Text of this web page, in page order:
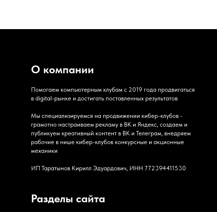
Разделы сайта
Помогаем компьютерным клубам с 2019 года продвигаться
в digital-рынке и достигать поставленных результатов
Мы специализируемся на продвижении кибер-клубов -
грамотно настраиваем рекламу в ВК и Яндекс, создаем и
публикуем креативный контент в ВК и Телеграм, внедряем
рабочие в нише кибер-клубов конкурсные и акционные
механики
ИП Таратынов Кирилл Эдуардович, ИНН 772394411530
О компании